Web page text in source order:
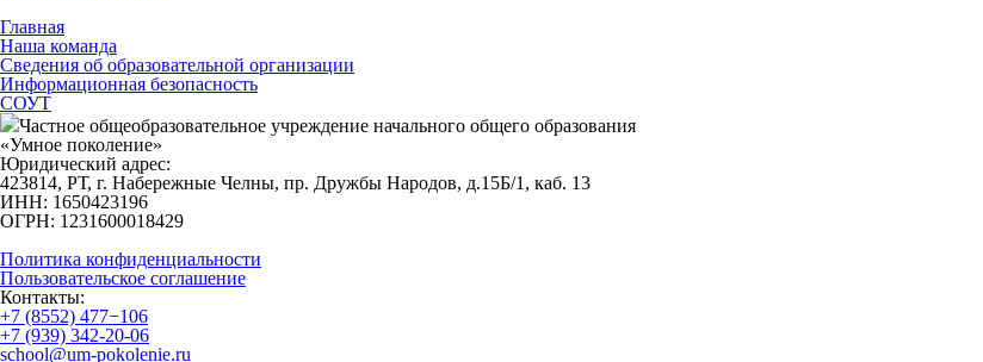
Главная
Наша команда
Сведения об образовательной организации
Информационная безопасность
СОУТ
Частное общеобразовательное учреждение начального общего образования
«Умное поколение»
Юридический адрес:
423814, РТ, г. Набережные Челны, пр. Дружбы Народов, д.15Б/1, каб. 13
ИНН: 1650423196
ОГРН: 1231600018429
Политика конфиденциальности
Пользовательское соглашение
Контакты:
+7 (8552) 477−106
+7 (939) 342-20-06
school@um-pokolenie.ru